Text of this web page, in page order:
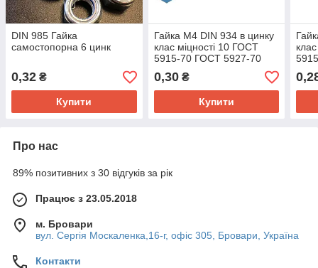
DIN 985 Гайка
самостопорна 6 цинк
0,32 ₴
Купити
Гайка M4 DIN 934 в цинку
клас міцності 10 ГОСТ
5915-70 ГОСТ 5927-70
0,30₴
Купити
Про нас
89% позитивних з 30 відгуків за рік
Працює з 23.05.2018
м. Бровари
вул. Сергія Москаленка,16-г, офіс 305, Бровари, Україна
Контакти